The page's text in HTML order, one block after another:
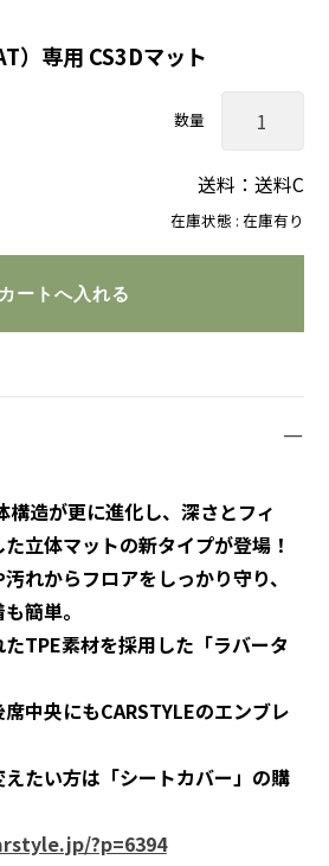
）専用 CS3Dマット
在庫状態 : 在庫有り
数量
送料：送料C
構造が更に進化し、深さとフィ
立体マットの新タイプが登場！
れからフロアをしっかり守り、
簡単。
TPE素材を採用した「ラバータ
中央にもCARSTYLEのエンブレ
たい方は「シートカバー」の購
?p=6394